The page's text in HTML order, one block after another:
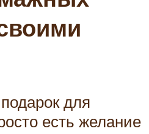
для
есть желание